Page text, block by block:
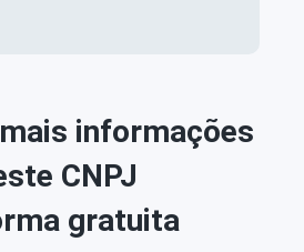
informações
CNPJ
gratuita